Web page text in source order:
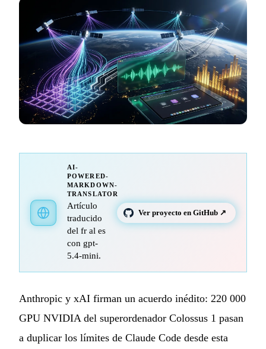
AI-
POWERED-
MARKDOWN-
TRANSLATOR
Artículo
traducido
del fr al es
con gpt-
5.4-mini.
Ver proyecto en GitHub ↗
Anthropic y xAI firman un acuerdo inédito: 220 000
GPU NVIDIA del superordenador Colossus 1 pasan
a duplicar los límites de Claude Code desde esta